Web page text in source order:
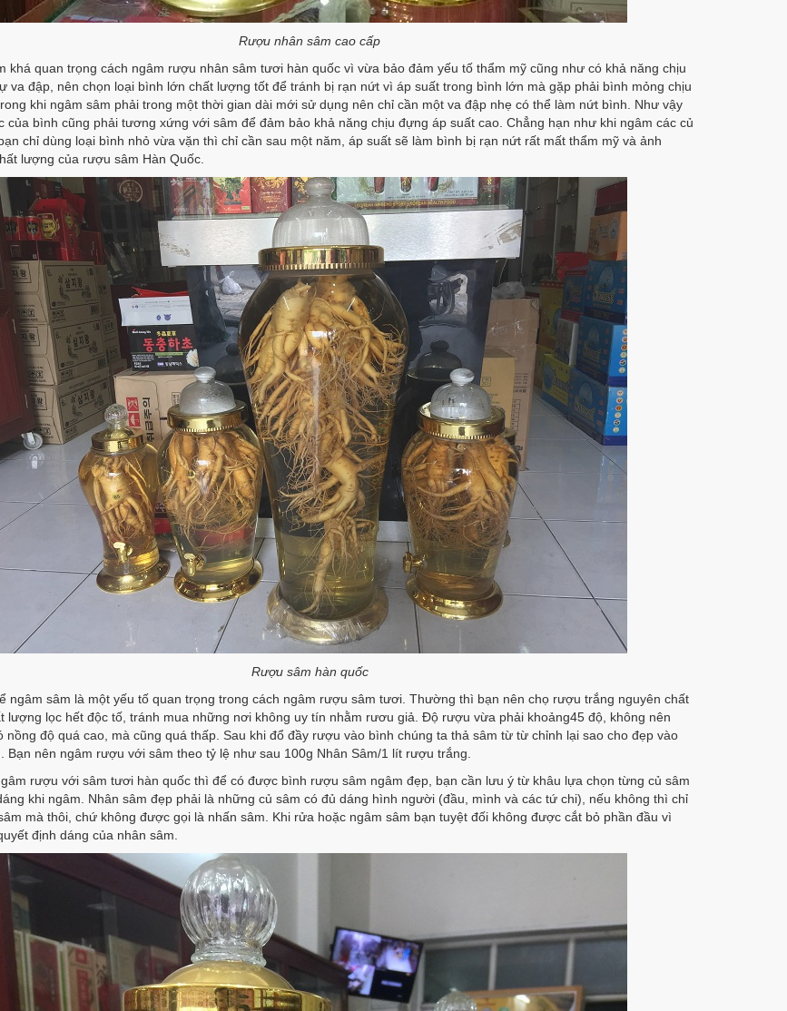
Rượu nhân sâm cao cấp
khá quan trọng cách ngâm rượu nhân sâm tươi hàn quốc vì vừa bảo đảm yếu tố thẩm mỹ cũng như có khả năng chịu
va đập, nên chọn loại bình lớn chất lượng tốt để tránh bị rạn nứt vì áp suất trong bình lớn mà gặp phải bình mỏng chịu
khi ngâm sâm phải trong một thời gian dài mới sử dụng nên chỉ cần một va đập nhẹ có thể làm nứt bình. Như vậy
của bình cũng phải tương xứng với sâm để đảm bảo khả năng chịu đựng áp suất cao. Chẳng hạn như khi ngâm các củ
chỉ dùng loại bình nhỏ vừa vặn thì chỉ cần sau một năm, áp suất sẽ làm bình bị rạn nứt rất mất thẩm mỹ và ảnh
lượng của rượu sâm Hàn Quốc.
Rượu sâm hàn quốc
ngâm sâm là một yếu tố quan trọng trong cách ngâm rượu sâm tươi. Thường thì bạn nên chọ rượu trắng nguyên chất
lượng lọc hết độc tố, tránh mua những nơi không uy tín nhằm rươu giả. Độ rượu vừa phải khoảng45 độ, không nên
nồng độ quá cao, mà cũng quá thấp. Sau khi đổ đầy rượu vào bình chúng ta thả sâm từ từ chỉnh lại sao cho đẹp vào
Bạn nên ngâm rượu với sâm theo tỷ lệ như sau 100g Nhân Sâm/1 lít rượu trắng.
rượu với sâm tươi hàn quốc thì để có được bình rượu sâm ngâm đẹp, bạn cần lưu ý từ khâu lựa chọn từng củ sâm
khi ngâm. Nhân sâm đẹp phải là những củ sâm có đủ dáng hình người (đầu, mình và các tứ chi), nếu không thì chỉ
mà thôi, chứ không được gọi là nhấn sâm. Khi rửa hoặc ngâm sâm bạn tuyệt đối không được cắt bỏ phần đầu vì
định dáng của nhân sâm.